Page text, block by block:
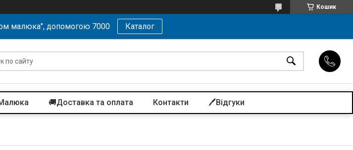
Кошик
малюка", допомогою 7000 Каталог
🚚Доставка та оплата Контакти 🖊️Відгуки